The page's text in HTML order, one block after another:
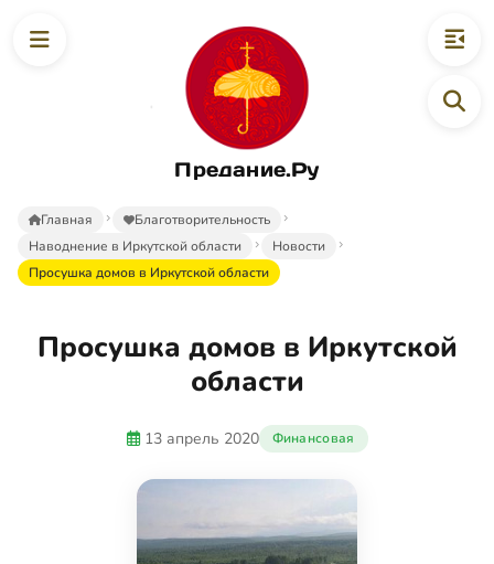
Предание.Ру
Главная
Благотворительность
Наводнение в Иркутской области
Новости
Просушка домов в Иркутской области
Просушка домов в Иркутской
области
13 апрель 2020 Финансовая